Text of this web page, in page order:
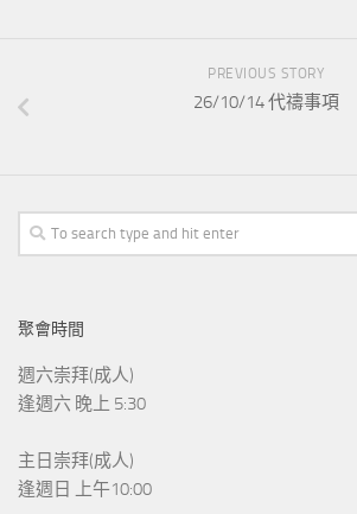
PREVIOUS STORY
26/10/14 代禱事項
聚會時間
週六崇拜(成人)
逢週六 晚上 5:30
主日崇拜(成人)
逢週日 上午10:00